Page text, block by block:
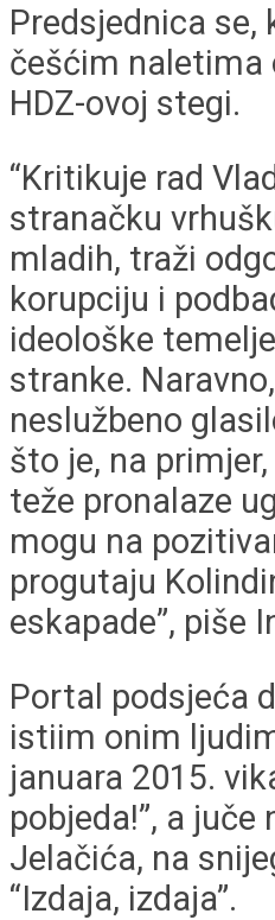
Predsjednica se,
češćim naletima
HDZ-ovoj stegi.
“Kritikuje rad
stranačku
mladih, traži
korupciju i
ideološke
stranke.
neslužbeno
što je, na
teže pronalaze
mogu na
progutaju
eskapade”, piše
Portal podsjeća
istiim onim
januara 2015.
pobjeda!”, a juče
Jelačića, na
“Izdaja, izdaja”.